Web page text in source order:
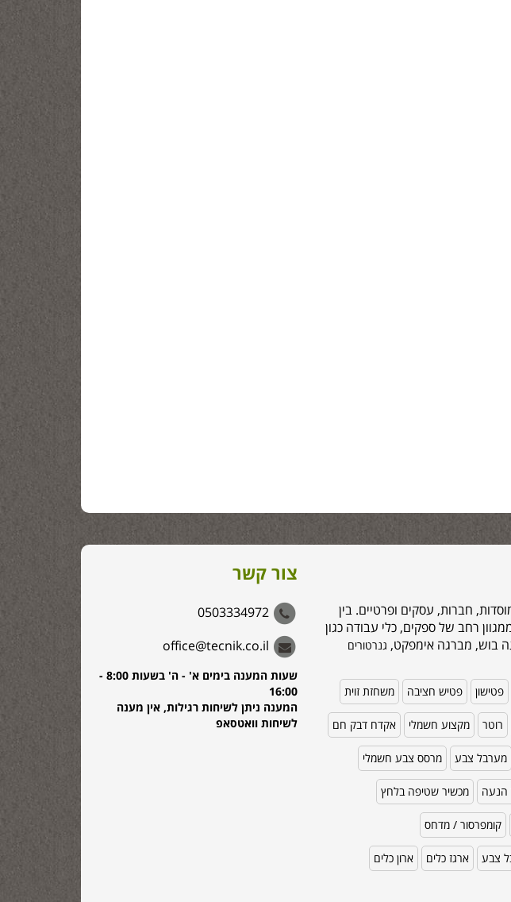
צור קשר
0503334972
office@tecnik.co.il
שעות המענה בימים א' - ה' בשעות 8:00 -
16:00
המענה ניתן לשיחות רגילות, אין מענה
לשיחות וואטסאפ
חברות, עסקים ופרטיים. בין
רחב של ספקים, כלי עבודה כגון
בוש, מברגה אימפקט, גנרטורים
פטישון פטיש חציבה משחזת זוית
רוטר מקצוע חשמלי אקדח דבק חם
מערבל צבע מרסס צבע חשמלי
הנעה מכשיר שטיפה בלחץ
קומפרסור / מדחס
צבע ארגז כלים ארון כלים